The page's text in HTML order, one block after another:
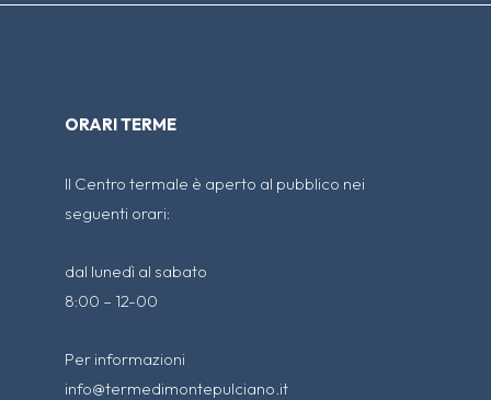
ORARI TERME
Il Centro termale è aperto al pubblico nei
seguenti orari:
dal lunedì al sabato
8:00 – 12-00
Per informazioni
info@termedimontepulciano.it